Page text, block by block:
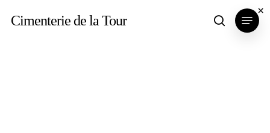
Cimenterie de la Tour search
Menu
×